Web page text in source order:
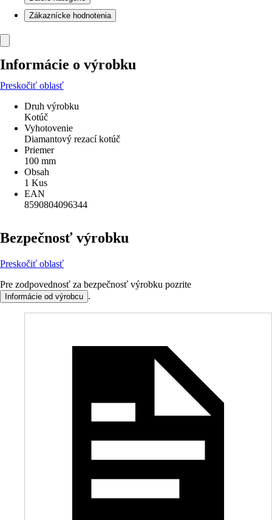
Zákaznícke hodnotenia
Informácie o výrobku
Preskočiť oblasť
Druh výrobku
Kotúč
Vyhotovenie
Diamantový rezací kotúč
Priemer
100 mm
Obsah
1 Kus
EAN
8590804096344
Bezpečnosť výrobku
Preskočiť oblasť
Pre zodpovednosť za bezpečnosť výrobku pozrite
Informácie od výrobcu .